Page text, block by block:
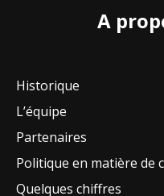
A
Historique
L’équipe
Partenaires
Politique en matière de
Quelques chiffres